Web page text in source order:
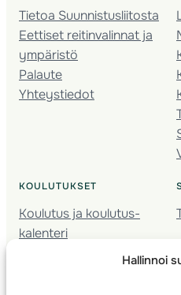
Hallinnoi
Tietoa Suunnistusliitosta
Eettiset reitinvalinnat ja
ympäristö
Palaute
Yhteystiedot
KOULUTUKSET
Koulutus ja koulutus­
kalenteri
Nuorison koulutukset